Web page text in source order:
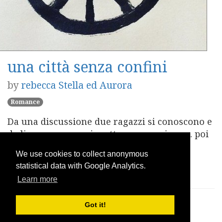
We use cookies to collect anonymous
statistical data with Google Analytics.
Learn more
Got it!
una città senza confini
byrebecca Stella ed Aurora
Romance
Da una discussione due ragazzi si conoscono e
da li ceneranno e si metteranno assieme... poi
Play